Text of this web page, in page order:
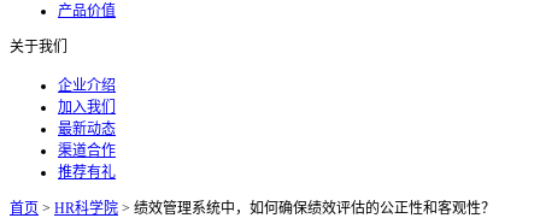
产品价值
关于我们
企业介绍
加入我们
最新动态
渠道合作
推荐有礼
首页 > HR科学院 > 绩效管理系统中，如何确保绩效评估的公正性和客观性？